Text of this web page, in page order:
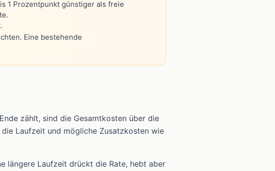
1 Prozentpunkt günstiger als freie
Eine bestehende
zählt, sind die Gesamtkosten über die
Laufzeit und mögliche Zusatzkosten wie
längere Laufzeit drückt die Rate, hebt aber